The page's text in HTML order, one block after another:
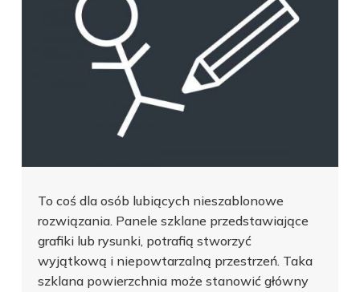
To coś dla osób lubiących nieszablonowe
rozwiązania. Panele szklane przedstawiające
grafiki lub rysunki, potrafią stworzyć
wyjątkową i niepowtarzalną przestrzeń. Taka
szklana powierzchnia może stanowić główny